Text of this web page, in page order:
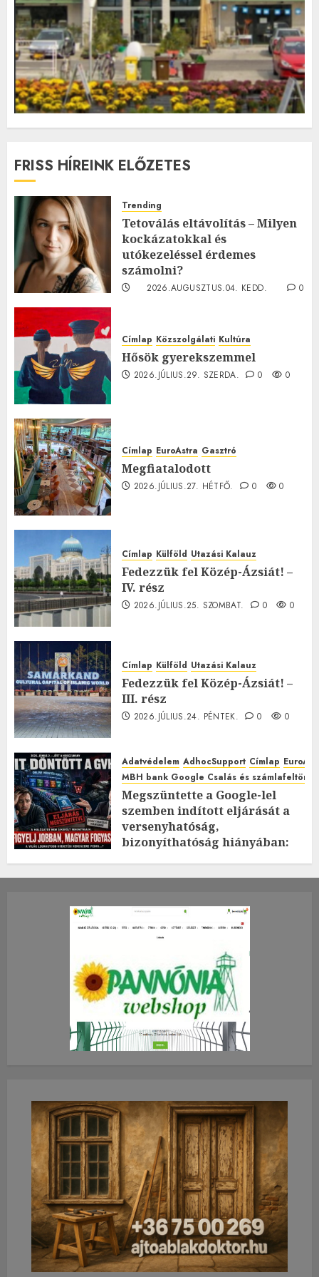
FRISS HÍREINK ELŐZETES
Trending
Tetoválás eltávolítás – Milyen
kockázatokkal és
utókezeléssel érdemes
számolni?
2026.AUGUSZTUS.04. KEDD.
0
Címlap Közszolgálati Kultúra
Hősök gyerekszemmel
2026.JÚLIUS.29. SZERDA. 0 0
Címlap EuroAstra Gasztró
Megfiatalodott
2026.JÚLIUS.27. HÉTFŐ. 0 0
Címlap Külföld Utazási Kalauz
Fedezzük fel Közép-Ázsiát! –
IV. rész
2026.JÚLIUS.25. SZOMBAT. 0 0
Címlap Külföld Utazási Kalauz
Fedezzük fel Közép-Ázsiát! –
III. rész
2026.JÚLIUS.24. PÉNTEK. 0 0
Adatvédelem AdhocSupport Címlap
MBH bank Google Csalás és
Megszüntette a Google-lel
szemben indított eljárását a
versenyhatóság,
bizonyíthatóság hiányában:
2026.JÚLIUS.23. CSÜTÖRTÖK.
0